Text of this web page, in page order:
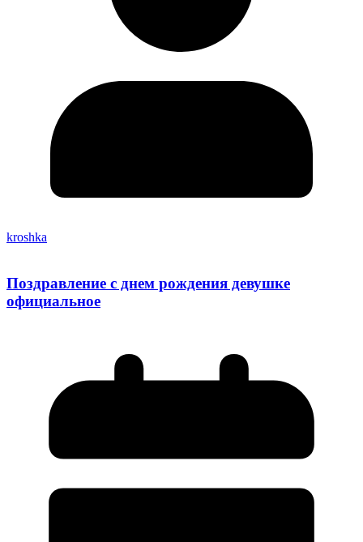
kroshka
Поздравление с днем рождения девушке
официальное